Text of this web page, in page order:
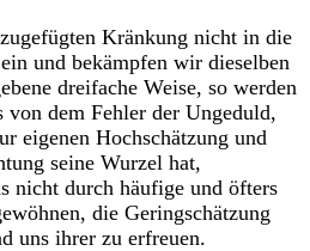
Kränkung nicht in die
und bekämpfen wir dieselben
dreifache Weise, so werden
dem Fehler der Ungeduld,
eigenen Hochschätzung und
seine Wurzel hat,
nicht durch häufige und öfters
die Geringschätzung
uns ihrer zu erfreuen.